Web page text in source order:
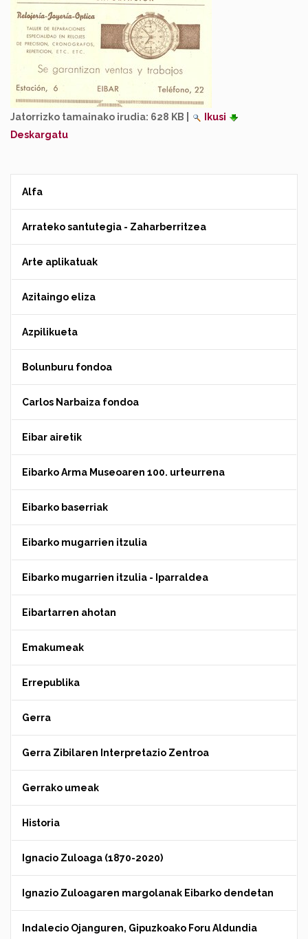
Jatorrizko tamainako irudia: 628 KB
Ikusi
Deskargatu
Alfa
Arrateko santutegia - Zaharberritzea
Arte aplikatuak
Azitaingo eliza
Azpilikueta
Bolunburu fondoa
Carlos Narbaiza fondoa
Eibar airetik
Eibarko Arma Museoaren 100. urteurrena
Eibarko baserriak
Eibarko mugarrien itzulia
Eibarko mugarrien itzulia - Iparraldea
Eibartarren ahotan
Emakumeak
Errepublika
Gerra
Gerra Zibilaren Interpretazio Zentroa
Gerrako umeak
Historia
Ignacio Zuloaga (1870-2020)
Ignazio Zuloagaren margolanak Eibarko dendetan
Indalecio Ojanguren, Gipuzkoako Foru Aldundia